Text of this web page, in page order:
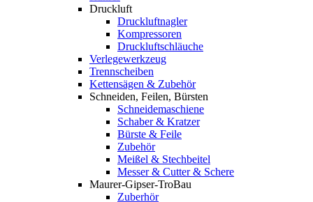
Druckluft
Druckluftnagler
Kompressoren
Druckluftschläuche
Verlegewerkzeug
Trennscheiben
Kettensägen & Zubehör
Schneiden, Feilen, Bürsten
Schneidemaschiene
Schaber & Kratzer
Bürste & Feile
Zubehör
Meißel & Stechbeitel
Messer & Cutter & Schere
Maurer-Gipser-TroBau
Zuberhör